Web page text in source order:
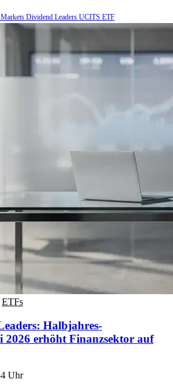
Dividend Leaders UCITS ETF
ETFs
Halbjahres-
2026 erhöht Finanzsektor auf
Uhr